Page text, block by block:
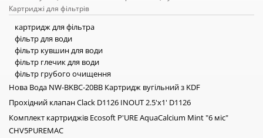
Картриджі для фільтрів
картридж для фільтра
фільтр для води
фільтр кувшин для води
фільтр глечик для води
фільтр грубого очищення
магістральний фільтр для води
самопромивні фільтри
дисковий фільтр для води
фільтри механічної очистки води
фільтр для води проточний
Нова Вода NW-BKBC-20BB Картридж вугільний з KDF
Прохідний клапан Clack D1126 INOUT 2.5'x1' D1126
Комплект картриджів Ecosoft P'URE AquaCalcium Mint "6 міс"
CHV5PUREMAC